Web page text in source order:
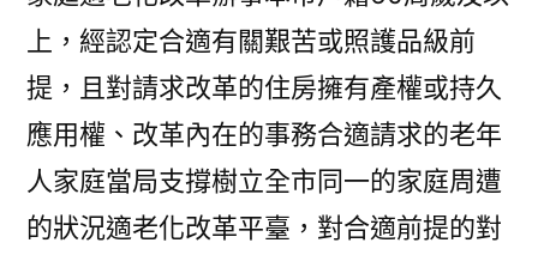
上，經認定合適有關艱苦或照護品級前
提，且對請求改革的住房擁有產權或持久
應用權、改革內在的事務合適請求的老年
人家庭當局支撐樹立全市同一的家庭周遭
的狀況適老化改革平臺，對合適前提的對